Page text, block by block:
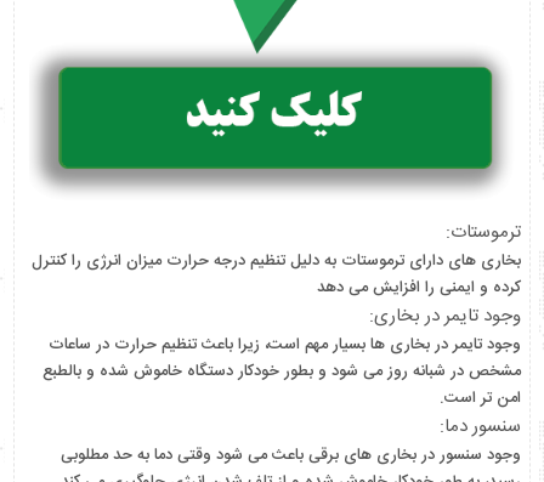
ترموستات:
بخاری های دارای ترموستات به دلیل تنظیم درجه حرارت میزان انرژی را کنترل
کرده و ایمنی را افزایش می دهد
وجود تایمر در بخاری:
وجود تایمر در بخاری ها بسیار مهم است، زیرا باعث تنظیم حرارت در ساعات
مشخص در شبانه روز می شود و بطور خودکار دستگاه خاموش شده و بالطبع
امن تر است.
سنسور دما:
وجود سنسور در بخاری های برقی باعث می شود وقتی دما به حد مطلوبی